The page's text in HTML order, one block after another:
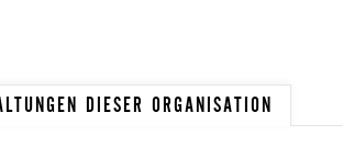
DIESER ORGANISATION